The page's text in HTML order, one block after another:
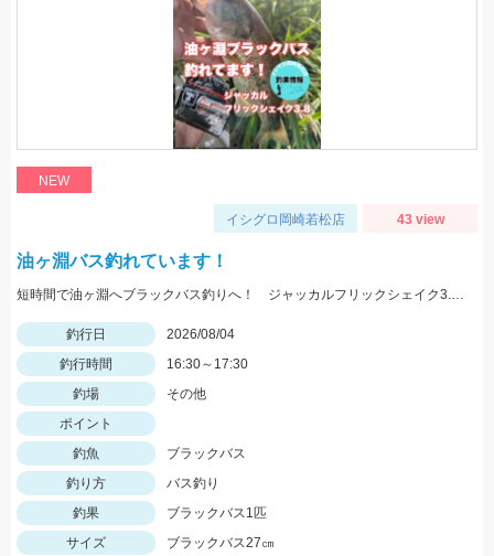
NEW
イシグロ岡崎若松店 43 view
油ヶ淵バス釣れています！
短時間で油ヶ淵へブラックバス釣りへ！ ジャッカルフリックシェイク3.8のノーシンカーワッキーでGET!
釣行日
2026/08/04
釣行時間
16:30～17:30
釣場
その他
ポイント
釣魚
ブラックバス
釣り方
バス釣り
釣果
ブラックバス1匹
サイズ
ブラックバス27㎝